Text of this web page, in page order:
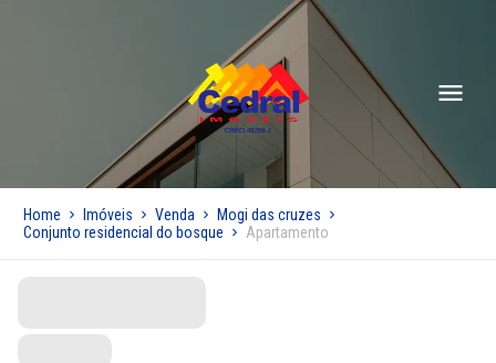
Home Imóveis Venda
Mogi das cruzes
Conjunto residencial do bosque
Apartamento